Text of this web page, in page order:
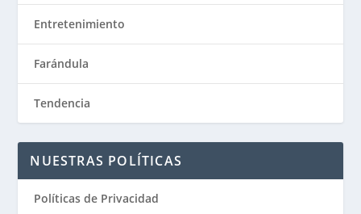
Entretenimiento
Farándula
Tendencia
NUESTRAS POLÍTICAS
Políticas de Privacidad